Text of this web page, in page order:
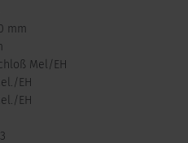
mm
Mel/EH
EH
EH